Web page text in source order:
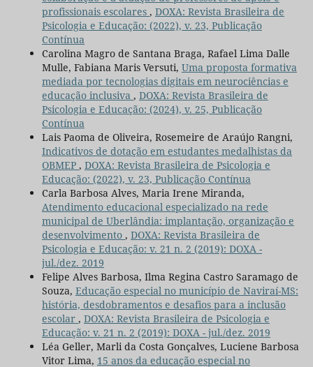
profissionais escolares , DOXA: Revista Brasileira de
Psicologia e Educação: (2022), v. 23, Publicação
Contínua
Carolina Magro de Santana Braga, Rafael Lima Dalle
Mulle, Fabiana Maris Versuti, Uma proposta formativa
mediada por tecnologias digitais em neurociências e
educação inclusiva , DOXA: Revista Brasileira de
Psicologia e Educação: (2024), v. 25, Publicação
Contínua
Lais Paoma de Oliveira, Rosemeire de Araújo Rangni,
Indicativos de dotação em estudantes medalhistas da
OBMEP , DOXA: Revista Brasileira de Psicologia e
Educação: (2022), v. 23, Publicação Contínua
Carla Barbosa Alves, Maria Irene Miranda,
Atendimento educacional especializado na rede
municipal de Uberlândia: implantação, organização e
desenvolvimento , DOXA: Revista Brasileira de
Psicologia e Educação: v. 21 n. 2 (2019): DOXA -
jul./dez. 2019
Felipe Alves Barbosa, Ilma Regina Castro Saramago de
Souza, Educação especial no município de Naviraí-MS:
história, desdobramentos e desafios para a inclusão
escolar , DOXA: Revista Brasileira de Psicologia e
Educação: v. 21 n. 2 (2019): DOXA - jul./dez. 2019
Léa Geller, Marli da Costa Gonçalves, Luciene Barbosa
Vitor Lima, 15 anos da educação especial no